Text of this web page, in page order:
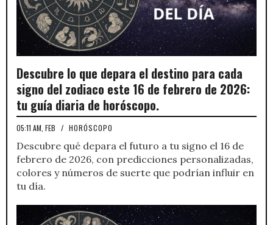
Descubre lo que depara el destino para cada
signo del zodiaco este 16 de febrero de 2026:
tu guía diaria de horóscopo.
05:11 AM, FEB / HORÓSCOPO
Descubre qué depara el futuro a tu signo el 16 de
febrero de 2026, con predicciones personalizadas,
colores y números de suerte que podrían influir en
tu día.